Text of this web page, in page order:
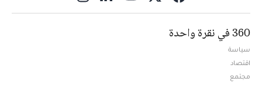
360 في نقرة واحدة
سياسة
اقتصاد
مجتمع